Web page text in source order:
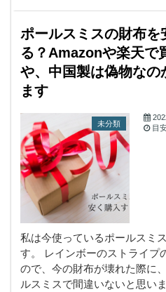
ポールスミスの財布を
る？Amazonや楽天で
や、中国製は偽物なの
ます
未分類
目
私は今使っているポールスミ
す。 レインボーのストライプ
ので、今の財布が壊れた際に
ルスミスで間違いないと思い